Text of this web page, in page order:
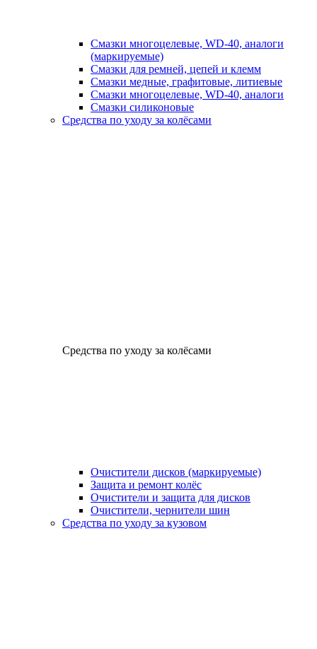
Смазки многоцелевые, WD-40, аналоги
(маркируемые)
Смазки для ремней, цепей и клемм
Смазки медные, графитовые, литиевые
Смазки многоцелевые, WD-40, аналоги
Смазки силиконовые
Средства по уходу за колёсами
Средства по уходу за колёсами
Очистители дисков (маркируемые)
Защита и ремонт колёс
Очистители и защита для дисков
Очистители, чернители шин
Средства по уходу за кузовом